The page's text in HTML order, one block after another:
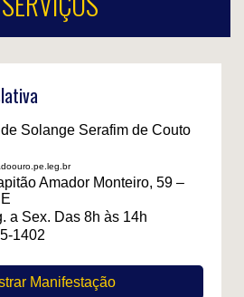
Solange Serafim de Couto
Amador Monteiro, 59 –
a Sex. Das 8h às 14h
1402
Manifestação